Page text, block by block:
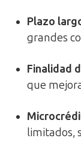
Plazo
grandes
Finalidad
que
limitados,